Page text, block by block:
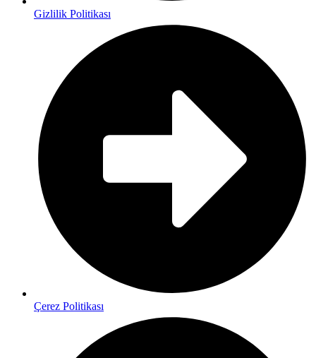
Gizlilik Politikası
Çerez Politikası